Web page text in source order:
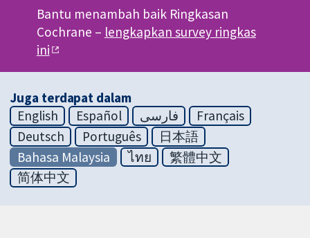
Bantu menambah baik Ringkasan
Cochrane – lengkapkan survey ringkas
ini
Juga terdapat dalam
English
Español فارسی
Français
Deutsch
Português
日本語
Bahasa Malaysia
ไทย
繁體中文
简体中文